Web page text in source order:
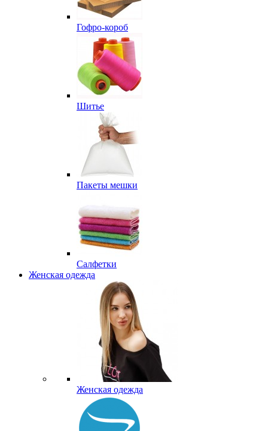
Гофро-короб
Шитье
Пакеты мешки
Салфетки
Женская одежда
Женская одежда